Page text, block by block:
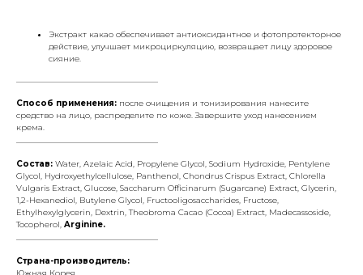
Экстракт какао обеспечивает антиоксидантное и фотопротекторное
действие, улучшает микроциркуляцию, возвращает лицу здоровое
сияние.
Способ применения: после очищения и тонизирования нанесите
средство на лицо, распределите по коже. Завершите уход нанесением
крема.
Состав: Water, Azelaic Acid, Propylene Glycol, Sodium Hydroxide, Pentylene
Glycol, Hydroxyethylcellulose, Panthenol, Chondrus Crispus Extract, Chlorella
Vulgaris Extract, Glucose, Saccharum Officinarum (Sugarcane) Extract, Glycerin,
1,2-Hexanediol, Butylene Glycol, Fructooligosaccharides, Fructose,
Ethylhexylglycerin, Dextrin, Theobroma Cacao (Cocoa) Extract, Madecassoside,
Tocopherol, Arginine.
Страна-производитель: